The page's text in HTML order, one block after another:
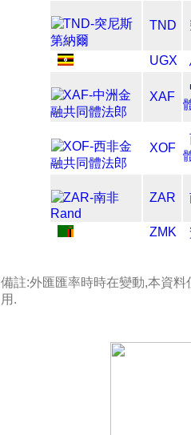
TND
UGX
XAF
XOF
ZAR
ZMK
備註:外匯匯率時時在變動,本資
用.